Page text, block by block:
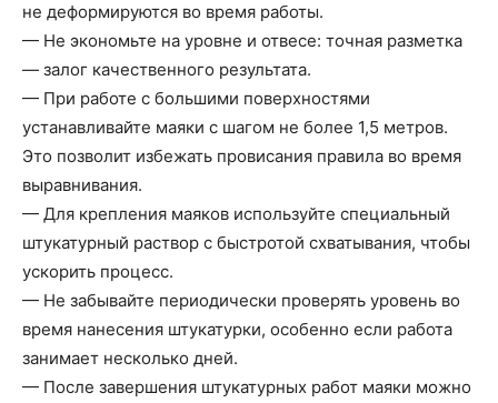
не деформируются во время работы.
— Не экономьте на уровне и отвесе: точная разметка
— залог качественного результата.
— При работе с большими поверхностями
устанавливайте маяки с шагом не более 1,5 метров.
Это позволит избежать провисания правила во время
выравнивания.
— Для крепления маяков используйте специальный
штукатурный раствор с быстротой схватывания, чтобы
ускорить процесс.
— Не забывайте периодически проверять уровень во
время нанесения штукатурки, особенно если работа
занимает несколько дней.
— После завершения штукатурных работ маяки можно